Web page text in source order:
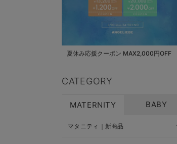
夏休み応援クーポン MAX2,000円OFF
CATEGORY
MATERNITY BABY
マタニティ｜新商品